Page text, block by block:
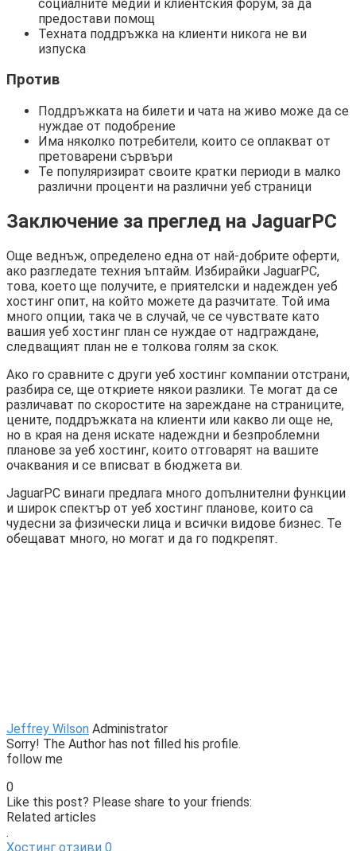
социалните медии и клиентския форум, за да
предостави помощ
Техната поддръжка на клиенти никога не ви
изпуска
Против
Поддръжката на билети и чата на живо може да се
нуждае от подобрение
Има няколко потребители, които се оплакват от
претоварени сървъри
Те популяризират своите кратки периоди в малко
различни проценти на различни уеб страници
Заключение за преглед на JaguarPC
Още веднъж, определено една от най-добрите оферти,
ако разгледате техния ъптайм. Избирайки JaguarPC,
това, което ще получите, е приятелски и надежден уеб
хостинг опит, на който можете да разчитате. Той има
много опции, така че в случай, че се чувствате като
вашия уеб хостинг план се нуждае от надграждане,
следващият план не е толкова голям за скок.
Ако го сравните с други уеб хостинг компании отстрани,
разбира се, ще откриете някои разлики. Те могат да се
различават по скоростите на зареждане на страниците,
цените, поддръжката на клиенти или какво ли още не,
но в края на деня искате надеждни и безпроблемни
планове за уеб хостинг, които отговарят на вашите
очаквания и се вписват в бюджета ви.
JaguarPC винаги предлага много допълнителни функции
и широк спектър от уеб хостинг планове, които са
чудесни за физически лица и всички видове бизнес. Те
обещават много, но могат и да го подкрепят.
Jeffrey Wilson Administrator
Sorry! The Author has not filled his profile.
follow me
0
Like this post? Please share to your friends:
Related articles
.
Хостинг отзиви 0